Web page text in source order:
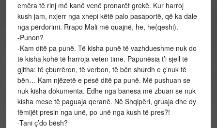
emëra të rinj më kanë venë pronarët grekë. Kur harroj
kush jam, nxjerr nga xhepi këtë palo pasaportë, që ka dale
nga përdorimi. Rrapo Mali më quajnë, he, he(qeshi).
-Punon?
-Kam ditë pa punë. Të kisha punë të vazhdueshme nuk do
të kisha kohë të harroja veten time. Papunësia t’i sjell të
gjitha: të çburrëron, të verbon, të bën shurdh e ç’nuk të
bën… Kam njëzetë e pesë ditë pa punë. Më pushuan se
nuk kisha dokumenta. Edhe nga banesa më zbuan se nuk
kisha mese të paguaja qeranë. Në Shqipëri, gruaja dhe dy
fëmijët presin nga unë, po unë nga kush të pres?!
-Tani ç’do bësh?